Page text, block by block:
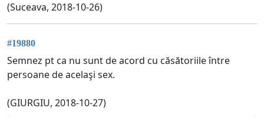
(Suceava, 2018-10-26)
#19880
Semnez pt ca nu sunt de acord cu căsătoriile între
persoane de acelaşi sex.
(GIURGIU, 2018-10-27)